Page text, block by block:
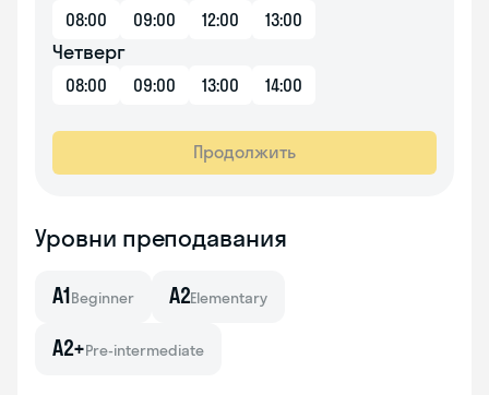
08:00 09:00 12:00 13:00
Четверг
08:00 09:00 13:00 14:00
Продолжить
Уровни преподавания
A1Beginner A2Elementary
A2+Pre-intermediate